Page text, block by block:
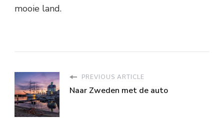
mooie land.
PREVIOUS ARTICLE
Naar Zweden met de auto